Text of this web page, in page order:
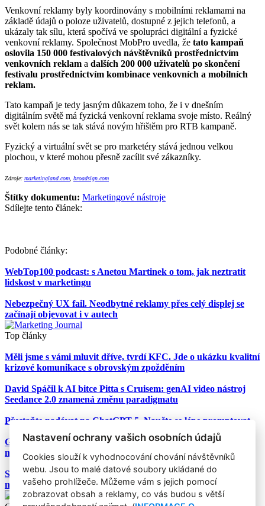
Venkovní reklamy byly koordinovány s mobilními reklamami na
základě údajů o poloze uživatelů, dostupné z jejich telefonů, a
ukázaly tak sílu, která spočívá ve spolupráci digitální a fyzické
venkovní reklamy. Společnost MobPro uvedla, že tato kampaň
oslovila 150 000 festivalových návštěvníků prostřednictvím
venkovních reklam a dalších 200 000 uživatelů po skončení
festivalu prostřednictvím kombinace venkovních a mobilních
reklam.
Tato kampaň je tedy jasným důkazem toho, že i v dnešním
digitálním světě má fyzická venkovní reklama svoje místo. Reálný
svět kolem nás se tak stává novým hřištěm pro RTB kampaně.
Fyzický a virtuální svět se pro marketéry stává jednou velkou
plochou, v které mohou přesně zacílit své zákazníky.
Zdroje: marketingland.com broadsign.com
Štítky dokumentu: Marketingové nástroje
Sdílejte tento článek:
Podobné články:
WebTop100 podcast: s Anetou Martinek o tom, jak neztratit
lidskost v marketingu
Nebezpečný UX fail. Neodbytné reklamy přes celý displej se
začínají objevovat i v autech
Top články
Měli jsme s vámi mluvit dříve, tvrdí KFC. Jde o ukázku kvalitní
krizové komunikace s obrovským zpožděním
David Spáčil k AI bitce Pitta s Cruisem: genAI video nástroj
Seedance 2.0 znamená změnu paradigmatu
Přestaňte nadávat na ChatGPT-5. Naučte se lépe promptovat
Google Nano Banana nabízí dosud největší potenciál pro
marketing mezi genAI modely pro tvorbu obrázků
Studie: Využívání generativní AI mezi spotřebiteli při online
nakupování prudce roste
Nastavení ochrany vašich osobních údajů
Cookies slouží k vyhodnocování chování návštěvníků
webu. Jsou to malé datové soubory ukládané do
vašeho prohlížeče. Můžeme vám s jejich pomocí
zobrazovat obsah a reklamy, co vás budou s větší